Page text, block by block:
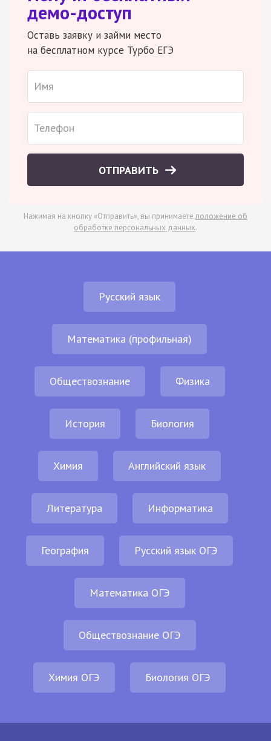
демо-доступ
Оставь заявку и займи место
на бесплатном курсе Турбо ЕГЭ
ОТПРАВИТЬ
Нажимая на кнопку «Отправить», вы принимаете положение об
обработке персональных данных.
Русский язык
Математика (профильная)
Обществознание Физика
История Биология
Химия Английский язык
Литература Информатика
География Русский язык ОГЭ
Математика ОГЭ
Обществознание ОГЭ
Химия ОГЭ Биология ОГЭ